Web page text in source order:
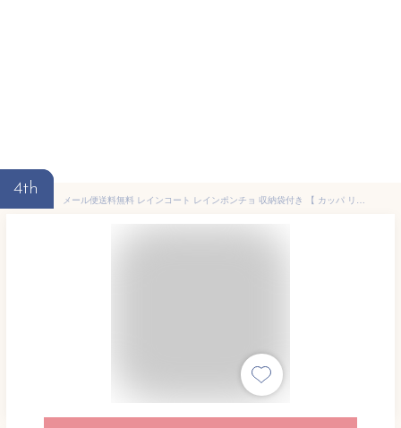
4th
メール便送料無料 レインコート レインポンチョ 収納袋付き 【 カッパ リュック 合羽 雨具 レディース ポンチョ コンパクト 軽量 薄手 ロング 収納袋 トート おしゃれ シンプル 前開き ボタン 通勤 通学 レインウエア】母の日